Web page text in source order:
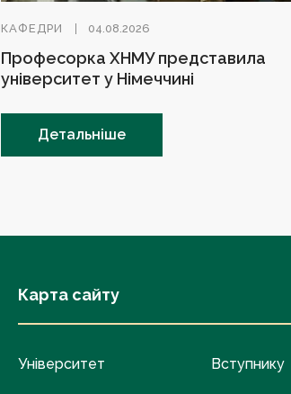
КАФЕДРИ 04.08.2026
Професорка ХНМУ представила
університет у Німеччині
Детальніше
Карта сайту
Університет Вступнику